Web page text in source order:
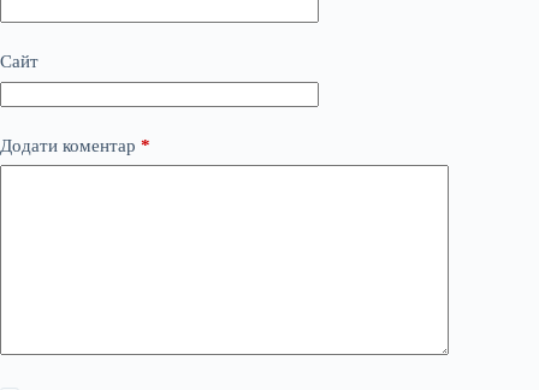
Сайт
Додати коментар *